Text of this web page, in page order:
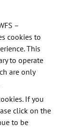
ab
–
cookies to
This
to operate
are only
If you
click on the
to be